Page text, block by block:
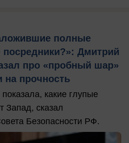
полные
Дмитрий
про «пробный шар»
на прочность
какие глупые
Запад, сказал
Безопасности РФ.